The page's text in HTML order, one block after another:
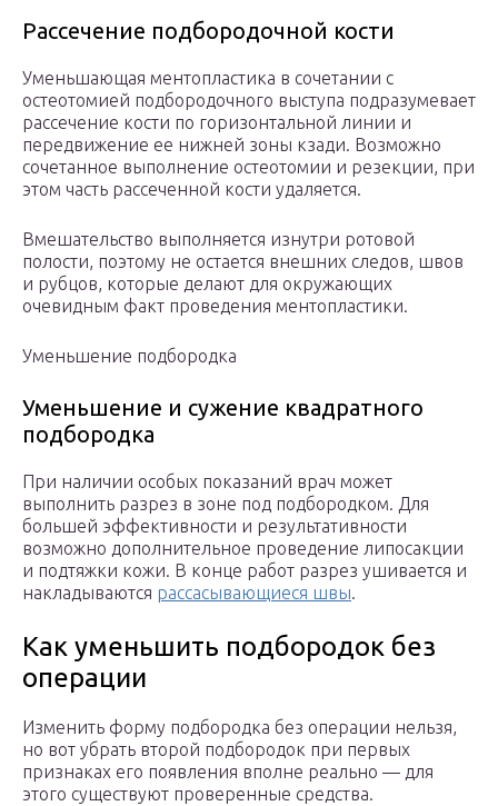
Рассечение подбородочной кости
Уменьшающая ментопластика в сочетании с
остеотомией подбородочного выступа подразумевает
рассечение кости по горизонтальной линии и
передвижение ее нижней зоны кзади. Возможно
сочетанное выполнение остеотомии и резекции, при
этом часть рассеченной кости удаляется.
Вмешательство выполняется изнутри ротовой
полости, поэтому не остается внешних следов, швов
и рубцов, которые делают для окружающих
очевидным факт проведения ментопластики.
Уменьшение подбородка
Уменьшение и сужение квадратного
подбородка
При наличии особых показаний врач может
выполнить разрез в зоне под подбородком. Для
большей эффективности и результативности
возможно дополнительное проведение липосакции
и подтяжки кожи. В конце работ разрез ушивается и
накладываются рассасывающиеся швы.
Как уменьшить подбородок без
операции
Изменить форму подбородка без операции нельзя,
но вот убрать второй подбородок при первых
признаках его появления вполне реально — для
этого существуют проверенные средства.